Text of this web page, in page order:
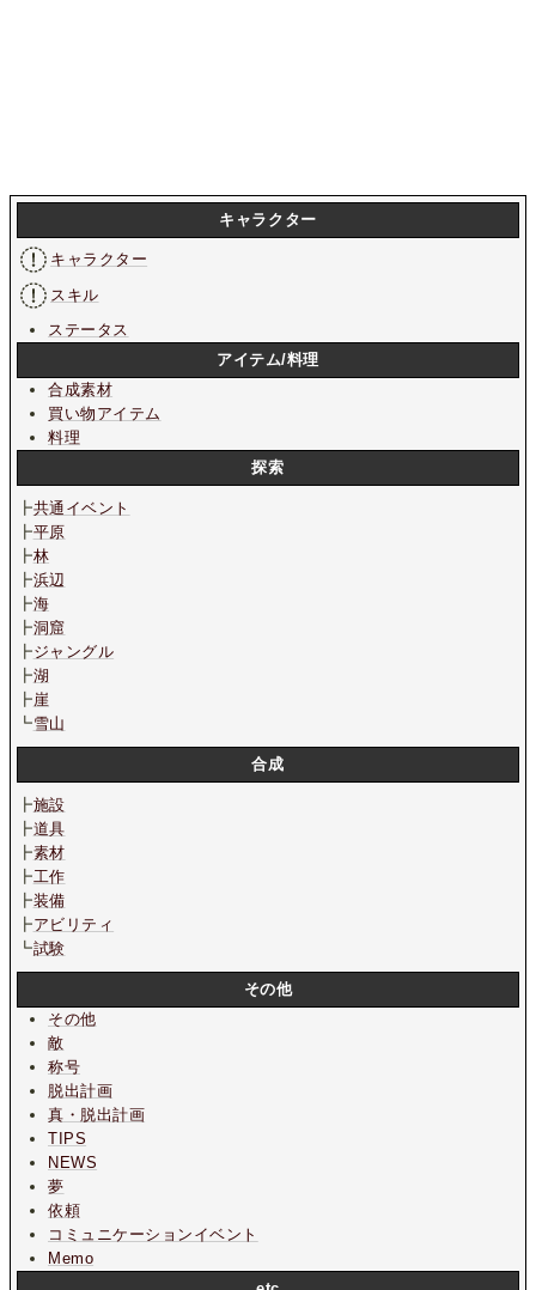
キャラクター
キャラクター
スキル
ステータス
アイテム/料理
合成素材
買い物アイテム
料理
探索
┣共通イベント
┣平原
┣林
┣浜辺
┣海
┣洞窟
┣ジャングル
┣湖
┣崖
┗雪山
合成
┣施設
┣道具
┣素材
┣工作
┣装備
┣アビリティ
┗試験
その他
その他
敵
称号
脱出計画
真・脱出計画
TIPS
NEWS
夢
依頼
コミュニケーションイベント
Memo